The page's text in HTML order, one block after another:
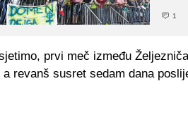
1
prvi meč između
a revanš susret sedam dana